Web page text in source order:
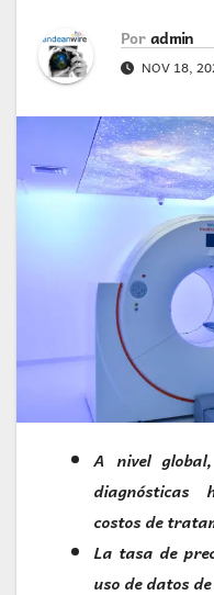
Por admin
NOV 18,
A nivel
diagnósticas
costos de
La tasa de
uso de datos